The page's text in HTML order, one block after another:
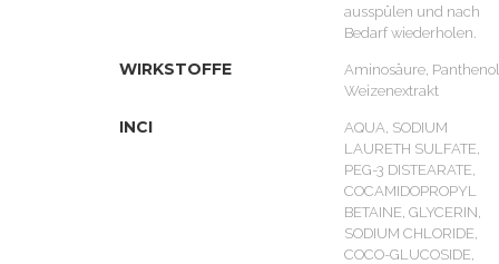
ausspülen und nach
Bedarf wiederholen.
WIRKSTOFFE
Aminosäure,
Weizenextrakt
INCI
AQUA, SODIUM
LAURETH SULFATE,
PEG-3 DISTEARATE,
COCAMIDOPROPYL
BETAINE, GLYCERIN,
SODIUM CHLORIDE,
COCO-GLUCOSIDE,